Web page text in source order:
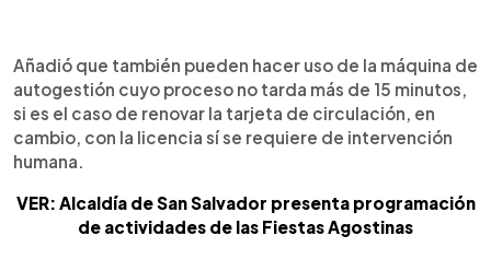
Añadió que también pueden hacer uso de la máquina de
autogestión cuyo proceso no tarda más de 15 minutos,
si es el caso de renovar la tarjeta de circulación, en
cambio, con la licencia sí se requiere de intervención
humana.
VER: Alcaldía de San Salvador presenta programación
de actividades de las Fiestas Agostinas